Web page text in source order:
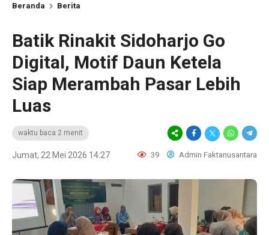
Beranda Berita
Batik Rinakit Sidoharjo Go
Digital, Motif Daun Ketela
Siap Merambah Pasar Lebih
Luas
waktu baca 2 menit
Jumat, 22 Mei 2026 14:27 39 Admin Faktanusantara